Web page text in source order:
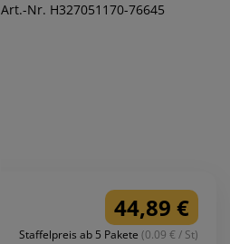
Art.-Nr. H327051170-76645
44,89 €
Staffelpreis ab 5 Pakete (0.09 € / St)